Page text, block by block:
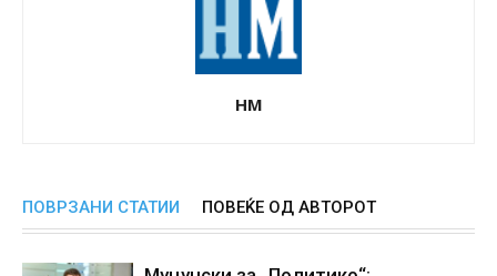
НМ
ПОВРЗАНИ СТАТИИ ПОВЕЌЕ ОД АВТОРОТ